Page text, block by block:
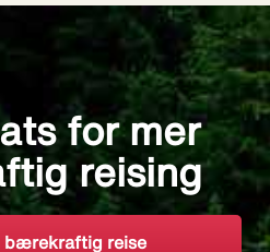
for mer
reising
bærekraftig reise